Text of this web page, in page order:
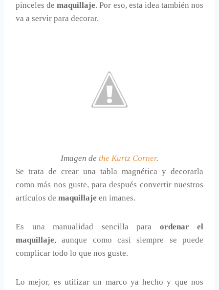
pinceles demaquillaje. Por eso, esta idea también nos
va a servir para decorar.
Imagen de the Kurtz Corner.
Se trata de crear una tabla magnética y decorarla
como más nos guste, para después convertir nuestros
artículos de maquillaje en imanes.
Es una manualidad sencilla para ordenar el
maquillaje, aunque como casi siempre se puede
complicar todo lo que nos guste.
Lo mejor, es utilizar un marco ya hecho y que nos